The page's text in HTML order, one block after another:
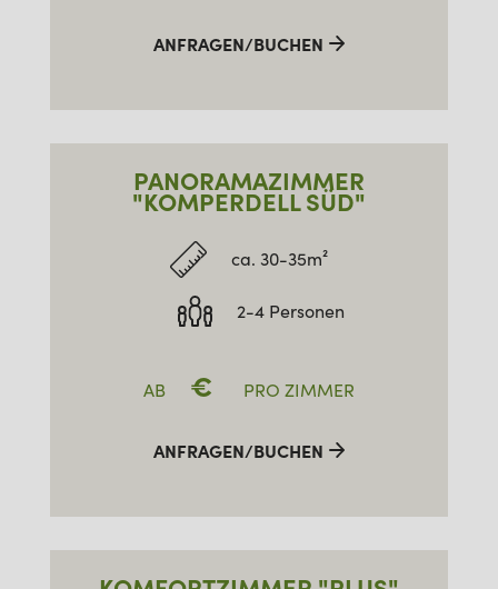
ANFRAGEN/BUCHEN
PANORAMAZIMMER
"KOMPERDELL SÜD"
ca. 30-35m²
2-4 Personen
AB € PRO ZIMMER
ANFRAGEN/BUCHEN